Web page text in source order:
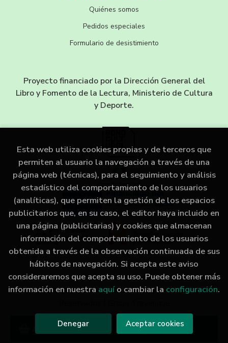
Añadir a mi cesta
Quiénes somos
Pedidos especiales
Formulario de desistimiento
Proyecto financiado por la Dirección General del
Libro y Fomento de la Lectura, Ministerio de Cultura
y Deporte.
2026 © LIBRERÍA IMAGINA. Todos los Derechos
Esta web utiliza cookies propias y de terceros que
permiten al usuario la navegación a través de una
página web (técnicas), para el seguimiento y análisis
estadístico del comportamiento de los usuarios
(analíticas), que permiten la gestión de los espacios
publicitarios que, en su caso, el editor haya incluido en
una página (publicitarias) y cookies que almacenan
información del comportamiento de los usuarios
obtenida a través de la observación continuada de sus
hábitos de navegación. Si acepta este aviso
consideraremos que acepta su uso. Puede obtener más
información en nuestra aquío cambiar la configuración.
Denegar Aceptar cookies